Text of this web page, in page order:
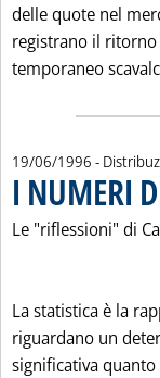
delle quote nel
registrano il ritorno
temporaneo
19/06/1996 -
I NUMERI
Le "riflessioni" di
La statistica è la
riguardano un
significativa